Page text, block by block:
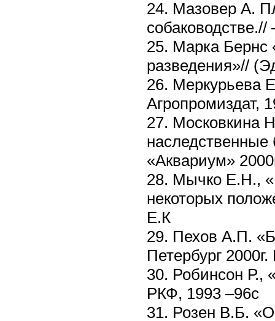
24. Мазовер А.
25. Марка Бернс
разведения»//
26. Меркурьева
Агропромиздат,
27. Московкина
наследственные
«Аквариум»
28. Мычко Е.Н.,
некоторых
Е.К
29. Пехов А.П.
Петербург
30. Робинсон Р.,
РКФ, 1993 –96с
31. Розен В.Б.